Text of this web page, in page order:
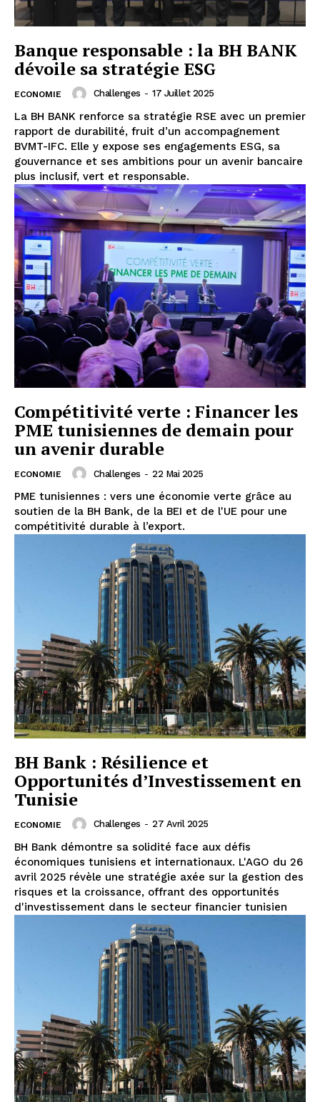
Banque responsable : la BH BANK
dévoile sa stratégie ESG
ECONOMIE Challenges - 17 Juillet 2025
La BH BANK renforce sa stratégie RSE avec un premier
rapport de durabilité, fruit d’un accompagnement
BVMT-IFC. Elle y expose ses engagements ESG, sa
gouvernance et ses ambitions pour un avenir bancaire
plus inclusif, vert et responsable.
Compétitivité verte : Financer les
PME tunisiennes de demain pour
un avenir durable
ECONOMIE Challenges - 22 Mai 2025
PME tunisiennes : vers une économie verte grâce au
soutien de la BH Bank, de la BEI et de l'UE pour une
compétitivité durable à l’export.
BH Bank : Résilience et
Opportunités d’Investissement en
Tunisie
ECONOMIE Challenges - 27 Avril 2025
BH Bank démontre sa solidité face aux défis
économiques tunisiens et internationaux. L'AGO du 26
avril 2025 révèle une stratégie axée sur la gestion des
risques et la croissance, offrant des opportunités
d'investissement dans le secteur financier tunisien